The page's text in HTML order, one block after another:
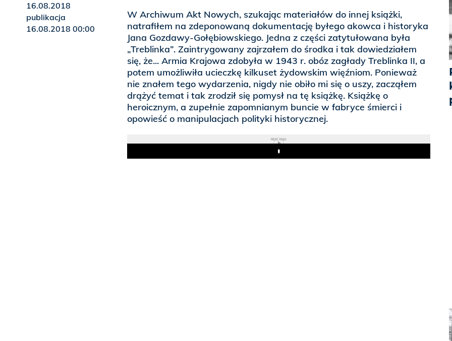
W Archiwum Akt Nowych, szukając materiałów do innej książki,
natrafiłem na zdeponowaną dokumentację byłego akowca i historyka
Jana Gozdawy-Gołębiowskiego. Jedna z części zatytułowana była
„Treblinka”. Zaintrygowany zajrzałem do środka i tak dowiedziałem
się, że... Armia Krajowa zdobyła w 1943 r. obóz zagłady Treblinka II, a
potem umożliwiła ucieczkę kilkuset żydowskim więźniom. Ponieważ
nie znałem tego wydarzenia, nigdy nie obiło mi się o uszy, zacząłem
drążyć temat i tak zrodził się pomysł na tę książkę. Książkę o
heroicznym, a zupełnie zapomnianym buncie w fabryce śmierci i
opowieść o manipulacjach polityki historycznej.
REKLAMA
Play
16.08.2018
publikacja
16.08.2018 00:00